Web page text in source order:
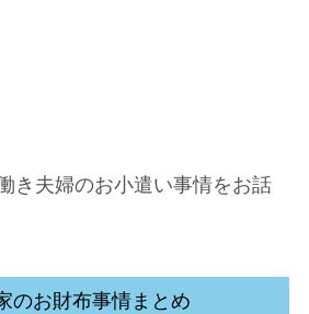
き夫婦のお小遣い事情をお話
のお財布事情まとめ